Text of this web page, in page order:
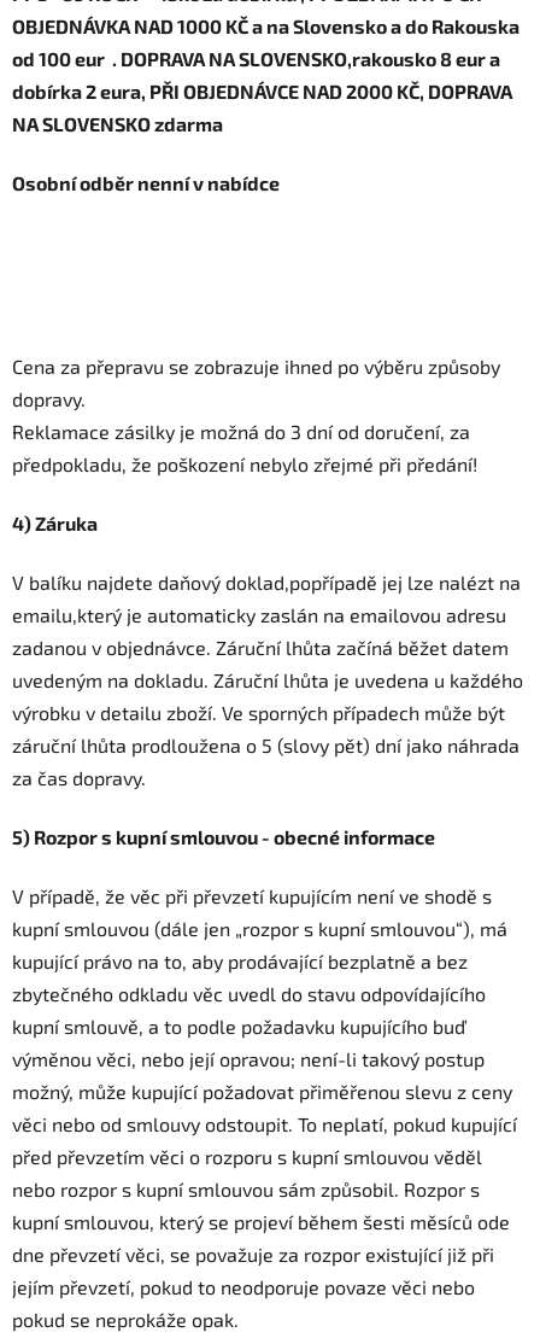
OBJEDNÁVKA NAD 1000 KČ a na Slovensko a do Rakouska
od 100 eur . DOPRAVA NA SLOVENSKO,rakousko 8 eur a
dobírka 2 eura, PŘI OBJEDNÁVCE NAD 2000 KČ, DOPRAVA
NA SLOVENSKO zdarma
Osobní odběr nenní v nabídce
Cena za přepravu se zobrazuje ihned po výběru způsoby
dopravy.
Reklamace zásilky je možná do 3 dní od doručení, za
předpokladu, že poškození nebylo zřejmé při předání!
4) Záruka
V balíku najdete daňový doklad,popřípadě jej lze nalézt na
emailu,který je automaticky zaslán na emailovou adresu
zadanou v objednávce. Záruční lhůta začíná běžet datem
uvedeným na dokladu. Záruční lhůta je uvedena u každého
výrobku v detailu zboží. Ve sporných případech může být
záruční lhůta prodloužena o 5 (slovy pět) dní jako náhrada
za čas dopravy.
5) Rozpor s kupní smlouvou - obecné informace
V případě, že věc při převzetí kupujícím není ve shodě s
kupní smlouvou (dále jen „rozpor s kupní smlouvou“), má
kupující právo na to, aby prodávající bezplatně a bez
zbytečného odkladu věc uvedl do stavu odpovídajícího
kupní smlouvě, a to podle požadavku kupujícího buď
výměnou věci, nebo její opravou; není-li takový postup
možný, může kupující požadovat přiměřenou slevu z ceny
věci nebo od smlouvy odstoupit. To neplatí, pokud kupující
před převzetím věci o rozporu s kupní smlouvou věděl
nebo rozpor s kupní smlouvou sám způsobil. Rozpor s
kupní smlouvou, který se projeví během šesti měsíců ode
dne převzetí věci, se považuje za rozpor existující již při
jejím převzetí, pokud to neodporuje povaze věci nebo
pokud se neprokáže opak.